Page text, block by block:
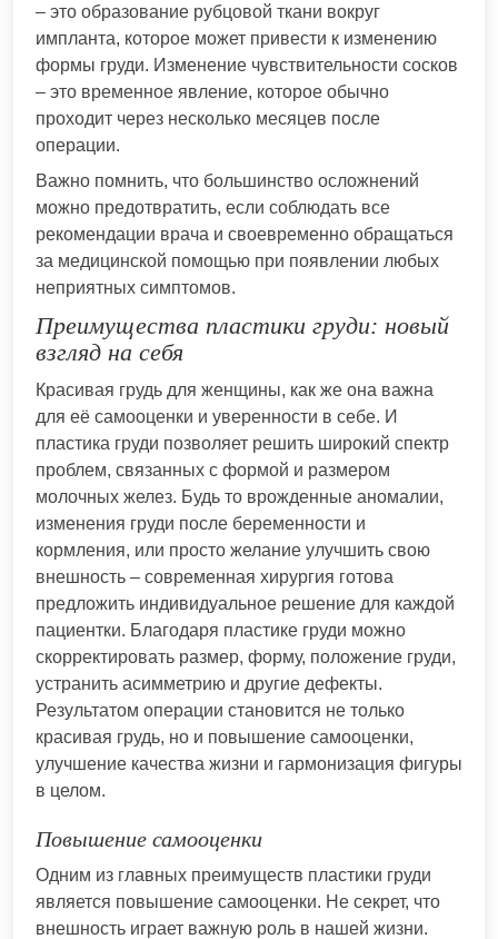
– это образование рубцовой ткани вокруг
импланта, которое может привести к изменению
формы груди. Изменение чувствительности сосков
– это временное явление, которое обычно
проходит через несколько месяцев после
операции.
Важно помнить, что большинство осложнений
можно предотвратить, если соблюдать все
рекомендации врача и своевременно обращаться
за медицинской помощью при появлении любых
неприятных симптомов.
Преимущества пластики груди: новый
взгляд на себя
Красивая грудь для женщины, как же она важна
для её самооценки и уверенности в себе. И
пластика груди позволяет решить широкий спектр
проблем, связанных с формой и размером
молочных желез. Будь то врожденные аномалии,
изменения груди после беременности и
кормления, или просто желание улучшить свою
внешность – современная хирургия готова
предложить индивидуальное решение для каждой
пациентки. Благодаря пластике груди можно
скорректировать размер, форму, положение груди,
устранить асимметрию и другие дефекты.
Результатом операции становится не только
красивая грудь, но и повышение самооценки,
улучшение качества жизни и гармонизация фигуры
в целом.
Повышение самооценки
Одним из главных преимуществ пластики груди
является повышение самооценки. Не секрет, что
внешность играет важную роль в нашей жизни.